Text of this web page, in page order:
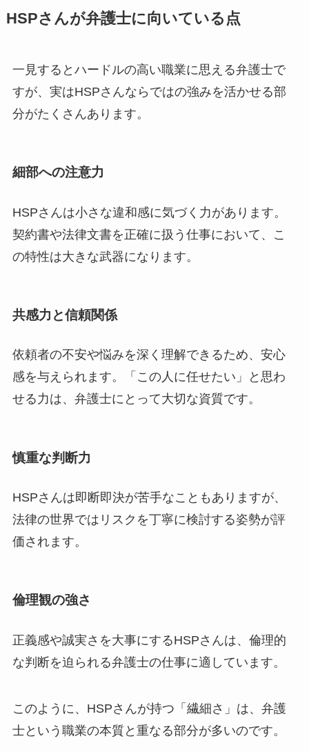
HSPさんが弁護士に向いている点
一見するとハードルの高い職業に思える弁護士で
すが、実はHSPさんならではの強みを活かせる部
分がたくさんあります。
細部への注意力
HSPさんは小さな違和感に気づく力があります。
契約書や法律文書を正確に扱う仕事において、こ
の特性は大きな武器になります。
共感力と信頼関係
依頼者の不安や悩みを深く理解できるため、安心
感を与えられます。「この人に任せたい」と思わ
せる力は、弁護士にとって大切な資質です。
慎重な判断力
HSPさんは即断即決が苦手なこともありますが、
法律の世界ではリスクを丁寧に検討する姿勢が評
価されます。
倫理観の強さ
正義感や誠実さを大事にするHSPさんは、倫理的
な判断を迫られる弁護士の仕事に適しています。
このように、HSPさんが持つ「繊細さ」は、弁護
士という職業の本質と重なる部分が多いのです。